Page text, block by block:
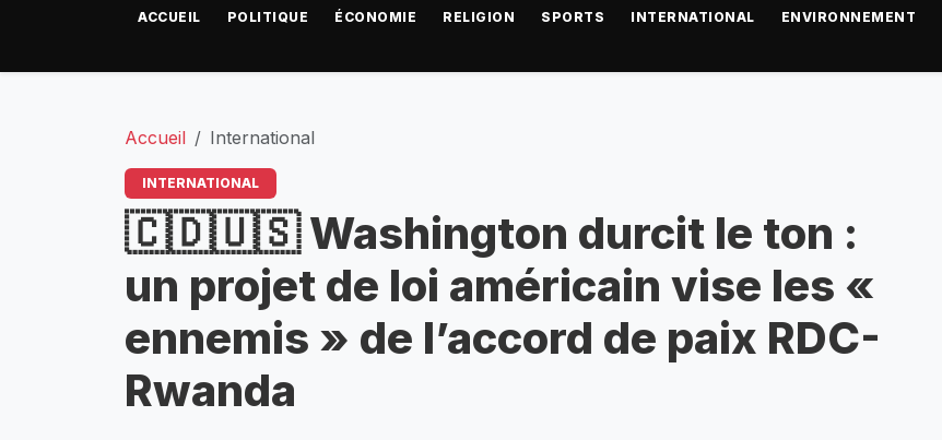
ACCUEIL POLITIQUE ÉCONOMIE RELIGION SPORTS INTERNATIONAL ENVIRONNEMENT
Accueil International
INTERNATIONAL
🇨🇩🇺🇸 Washington durcit le ton :
un projet de loi américain vise les «
ennemis » de l’accord de paix RDC-
Rwanda